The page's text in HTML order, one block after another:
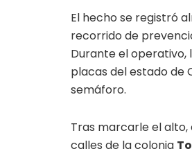
El hecho se registró
recorrido de
Durante el operativo,
placas del estado de
semáforo.
Tras marcarle el alto,
calles de la colonia